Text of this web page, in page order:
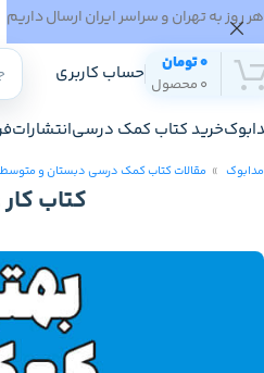
0 محصول
0تومان حساب کاربری
خرید کتاب کمک درسیانتشارات
مدابوک مقالات کتاب کمک درسی دبستان و
کتاب کار عربی هشتم
هر روز به تهران و سراسر ایران ارسال داریم